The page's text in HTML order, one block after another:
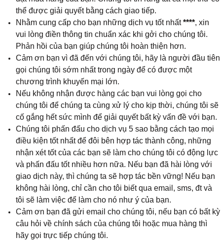
thể được giải quyết bằng cách giao tiếp.
Nhằm cung cấp cho bạn những dịch vụ tốt nhất****, xin
vui lòng điền thông tin chuẩn xác khi gởi cho chúng tôi.
Phản hồi của bạn giúp chúng tôi hoàn thiện hơn.
Cảm ơn bạn vì đã đến với chúng tôi, hãy là người đầu tiên
gọi chúng tôi sớm nhất trong ngày để có được một
chương trình khuyến mại lớn.
Nếu không nhận được hàng các bạn vui lòng gọi cho
chúng tôi để chúng ta cùng xử lý cho kịp thời, chúng tôi sẽ
cố gắng hết sức mình để giải quyết bất kỳ vấn đề với bạn.
Chúng tôi phấn đấu cho dịch vụ 5 sao bằng cách tạo mọi
điều kiện tốt nhất để đôi bên hợp tác thành công, những
nhận xét tốt của các bạn sẽ làm cho chúng tôi có động lực
và phấn đấu tốt nhiều hơn nữa. Nếu bạn đã hài lòng với
giao dịch này, thì chúng ta sẽ hợp tác bền vững! Nếu bạn
không hài lòng, chỉ cần cho tôi biết qua email, sms, đt và
tôi sẽ làm việc để làm cho nó như ý của bạn.
Cảm ơn bạn đã gửi email cho chúng tôi, nếu bạn có bất kỳ
câu hỏi về chính sách của chúng tôi hoặc mua hàng thì
hãy gọi trực tiếp chúng tôi.